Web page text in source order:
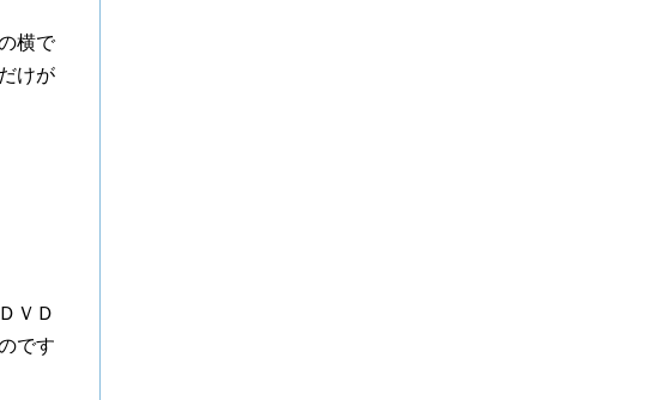
横で
けが
ＶＤ
です